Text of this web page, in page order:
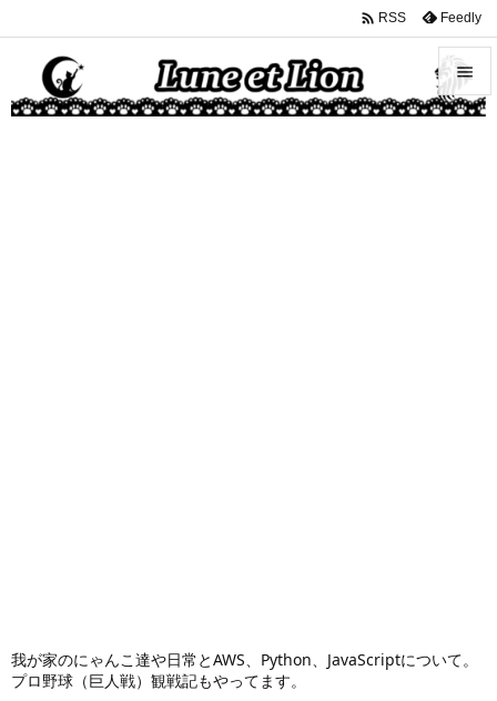
我が家のにゃんこ達や日常とAWS、Python、JavaScriptについて。
プロ野球（巨人戦）観戦記もやってます。


 RSS Feedly